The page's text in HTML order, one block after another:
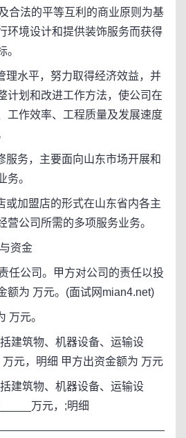
法的平等互利的商业原则为基
环境设计和提供装饰服务而获得
。
水平，努力取得经济效益，并
计划和改进工作方法，使公司在
工作效率、工程质量及发展速度
务，主要面向山东市场开展和
务。
加盟店的形式在山东省内各主
营公司所需的多项服务业务。
资金
公司。甲方对公司的责任以投
额为 万元。(面试网mian4.net)
元。
筑物、机器设备、运输设
元，明细 甲方出资金额为 万元
筑物、机器设备、运输设
万元，;明细